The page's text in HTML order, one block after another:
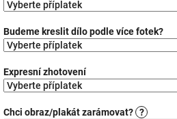
Budeme kreslit dílo podle více fotek?
Expresní zhotovení
Chci obraz/plakát zarámovat? ?